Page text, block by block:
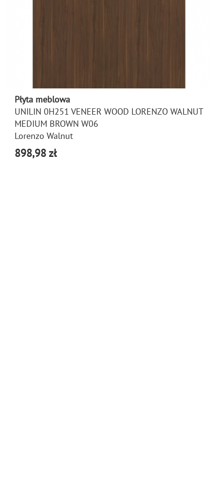
Płyta meblowa
UNILIN 0H251 VENEER WOOD LORENZO WALNUT
MEDIUM BROWN W06
Lorenzo Walnut
898,98 zł